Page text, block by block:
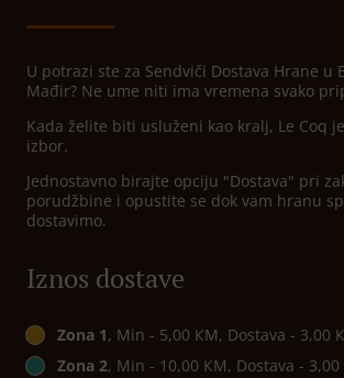
U potrazi ste za Sendviči Dostava Hrane u
Mađir? Ne ume niti ima vremena svako
Kada želite biti usluženi kao kralj, Le Coq
izbor.
Jednostavno birajte opciju "Dostava" pri
porudžbine i opustite se dok vam hranu
dostavimo.
Iznos dostave
Zona 1, Min - 5,00 КМ, Dostava - 3,00
Zona 2, Min - 10,00 КМ, Dostava -